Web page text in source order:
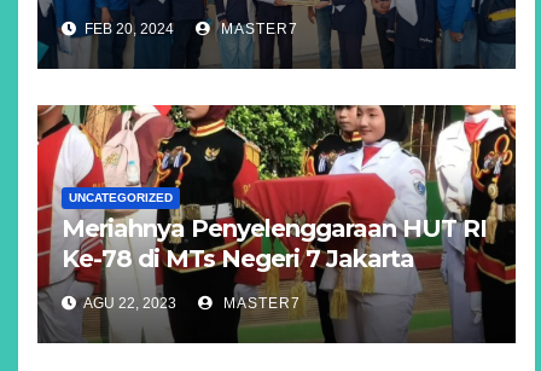
FEB 20, 2024 MASTER7
UNCATEGORIZED
Meriahnya Penyelenggaraan HUT RI
Ke-78 di MTs Negeri 7 Jakarta
AGU 22, 2023 MASTER7